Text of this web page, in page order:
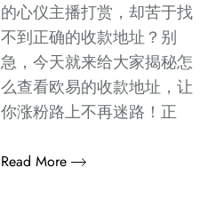
的心仪主播打赏，却苦于找
不到正确的收款地址？别
急，今天就来给大家揭秘怎
么查看欧易的收款地址，让
你涨粉路上不再迷路！正
Read More